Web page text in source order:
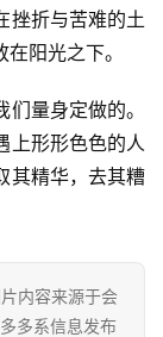
挫折与苦难的土
阳光之下。
量身定做的。
上形形色色的人
其精华，去其糟
内容来源于会
多系信息发布